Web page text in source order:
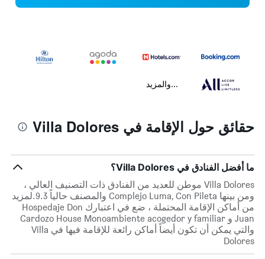
...والمزيد
حقائق حول الإقامة في Villa Dolores
ما أفضل الفنادق في Villa Dolores؟
Villa Dolores موطن للعديد من الفنادق ذات التصنيف العالي ،
ومن بينها Complejo Luma, Con Pileta والمصنف حالياً 9.3.لمزيد
من أماكن الإقامة المحتملة ، ضع في اعتبارك Hospedaje Don
Juan و Cardozo House Monoambiente acogedor y familiar
والتي يمكن أن تكون أيضاً أماكن رائعة للإقامة فيها في Villa
Dolores